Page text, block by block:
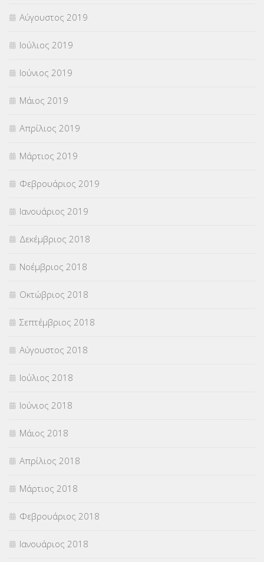
Αύγουστος 2019
Ιούλιος 2019
Ιούνιος 2019
Μάιος 2019
Απρίλιος 2019
Μάρτιος 2019
Φεβρουάριος 2019
Ιανουάριος 2019
Δεκέμβριος 2018
Νοέμβριος 2018
Οκτώβριος 2018
Σεπτέμβριος 2018
Αύγουστος 2018
Ιούλιος 2018
Ιούνιος 2018
Μάιος 2018
Απρίλιος 2018
Μάρτιος 2018
Φεβρουάριος 2018
Ιανουάριος 2018